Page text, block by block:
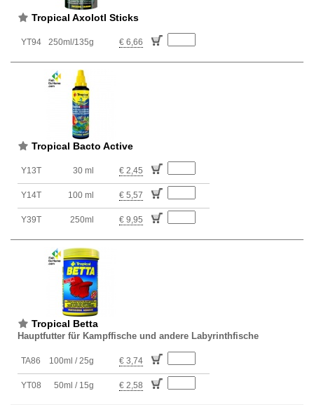
Tropical Axolotl Sticks
YT94 250ml/135g € 6,66
Tropical Bacto Active
Y13T 30 ml € 2,45
Y14T 100 ml € 5,57
Y39T 250ml € 9,95
Tropical Betta
Hauptfutter für Kampffische und andere Labyrinthfische
TA86 100ml / 25g € 3,74
YT08 50ml / 15g € 2,58